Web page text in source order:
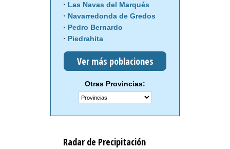
Las Navas del Marqués
Navarredonda de Gredos
Pedro Bernardo
Piedrahita
Ver más poblaciones
Otras Provincias:
Radar de Precipitación